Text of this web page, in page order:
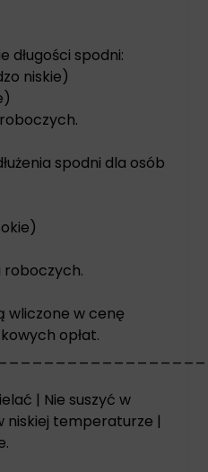
długości spodni:
niskie)
spodni dla osób
roboczych.
wliczone w cenę
opłat.
| Nie suszyć w
niskiej temperaturze |